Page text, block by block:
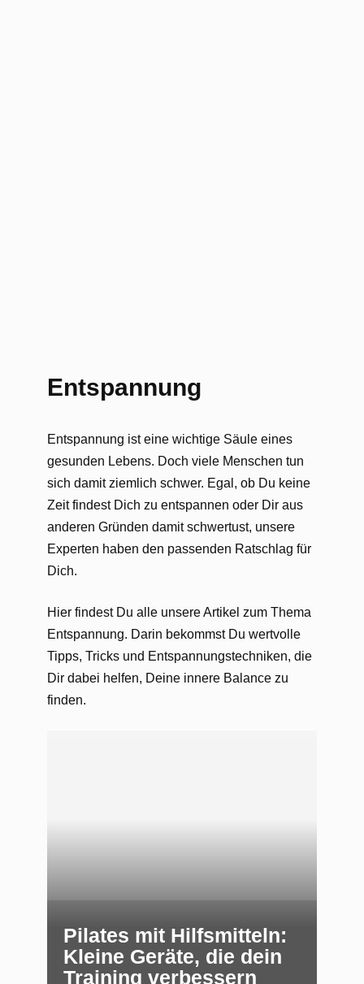
Entspannung
Entspannung ist eine wichtige Säule eines
gesunden Lebens. Doch viele Menschen tun
sich damit ziemlich schwer. Egal, ob Du keine
Zeit findest Dich zu entspannen oder Dir aus
anderen Gründen damit schwertust, unsere
Experten haben den passenden Ratschlag für
Dich.
Hier findest Du alle unsere Artikel zum Thema
Entspannung. Darin bekommst Du wertvolle
Tipps, Tricks und Entspannungstechniken, die
Dir dabei helfen, Deine innere Balance zu
finden.
Pilates mit Hilfsmitteln:
Kleine Geräte, die dein
Training verbessern